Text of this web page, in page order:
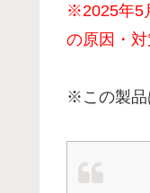
※2025年5
の原因・対
※この製品